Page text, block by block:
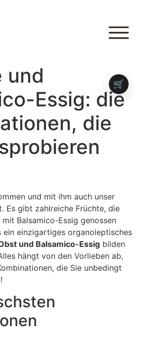
und
Essig: die
die
und mit ihm auch unser
Es gibt zahlreiche Früchte, die
Balsamico-Essig genossen
ein einzigartiges organoleptisches
und Balsamico-Essig bilden
hängt von den Vorlieben ab,
die Sie unbedingt
🛒